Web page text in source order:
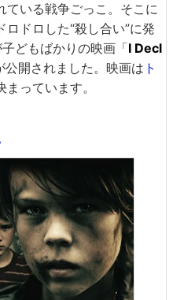
ている戦争ごっこ。そこに
ドロした“殺し合い”に発
どもばかりの映画「I Decl
公開されました。映画は ト
まっています。